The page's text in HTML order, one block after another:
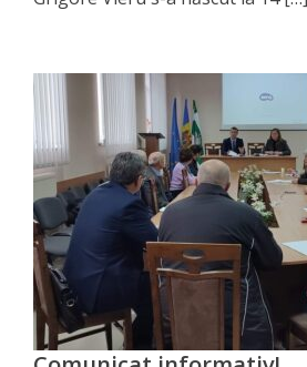
Consiliului
Consilieri
Comisii
de
specialitate
Regulamentul